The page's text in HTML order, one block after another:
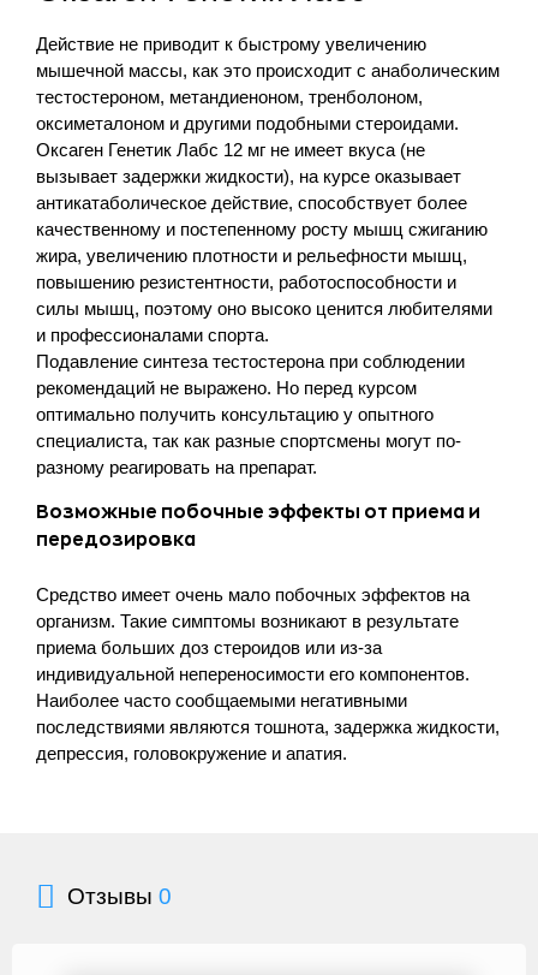
Действие не приводит к быстрому увеличению
мышечной массы, как это происходит с анаболическим
тестостероном, метандиеноном, тренболоном,
оксиметалоном и другими подобными стероидами.
Оксаген Генетик Лабс 12 мг не имеет вкуса (не
вызывает задержки жидкости), на курсе оказывает
антикатаболическое действие, способствует более
качественному и постепенному росту мышц сжиганию
жира, увеличению плотности и рельефности мышц,
повышению резистентности, работоспособности и
силы мышц, поэтому оно высоко ценится любителями
и профессионалами спорта.
Подавление синтеза тестостерона при соблюдении
рекомендаций не выражено. Но перед курсом
оптимально получить консультацию у опытного
специалиста, так как разные спортсмены могут по-
разному реагировать на препарат.
Возможные побочные эффекты от приема и
передозировка
Средство имеет очень мало побочных эффектов на
организм. Такие симптомы возникают в результате
приема больших доз стероидов или из-за
индивидуальной непереносимости его компонентов.
Наиболее часто сообщаемыми негативными
последствиями являются тошнота, задержка жидкости,
депрессия, головокружение и апатия.
Отзывы 0